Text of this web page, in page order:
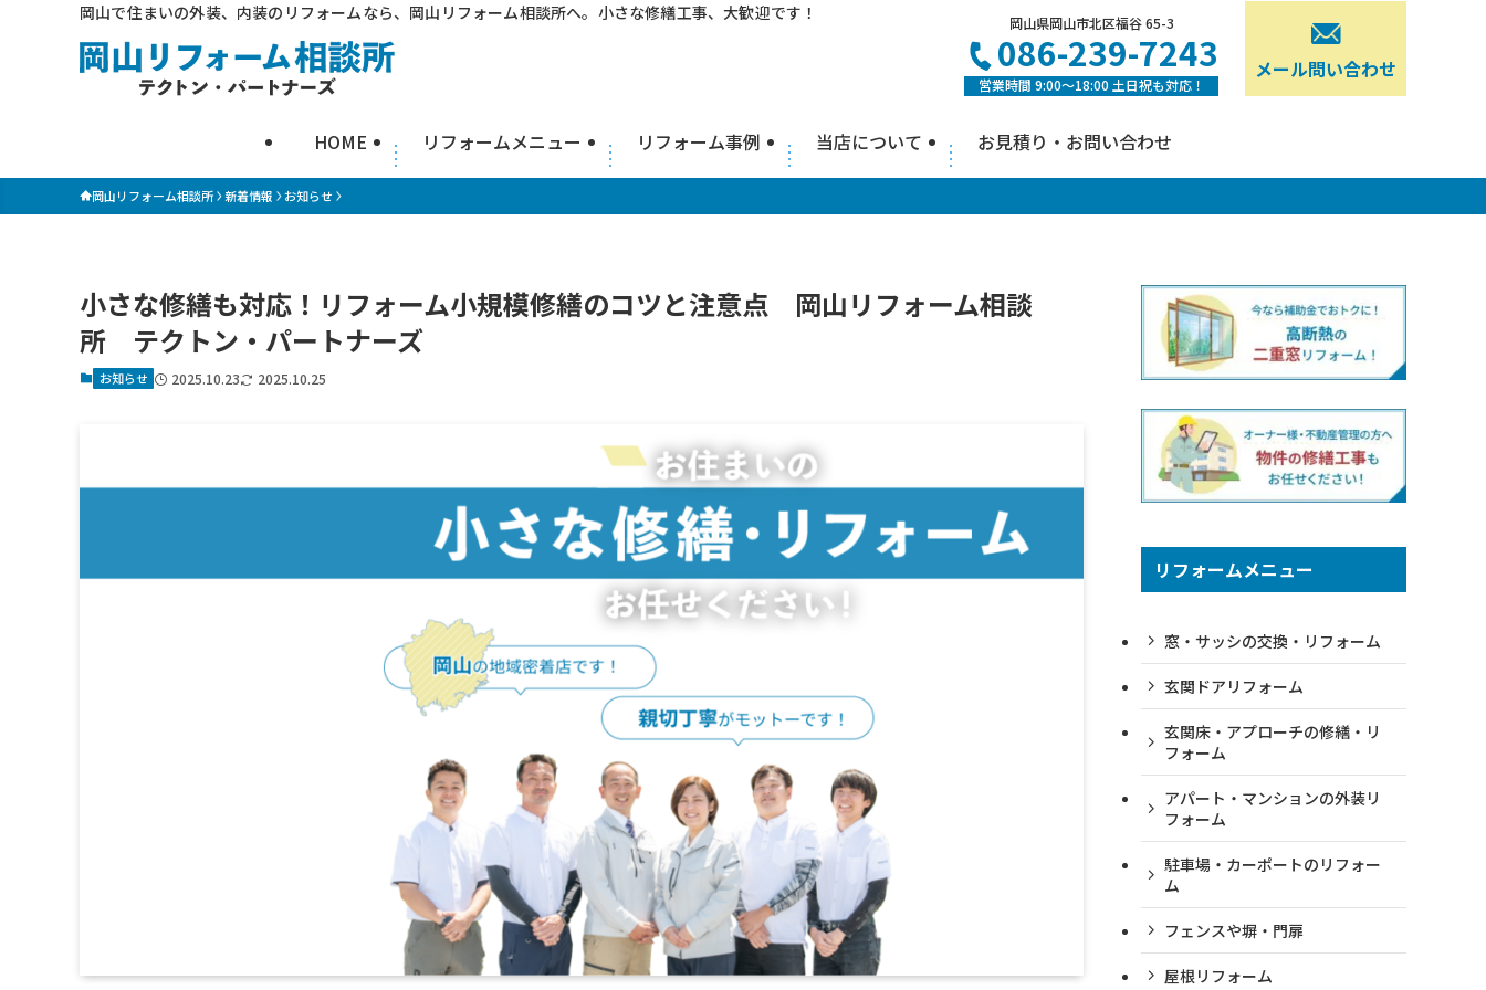
岡山で住まいの外装、内装のリフォームなら、岡山リフォーム相談所へ。小さな修繕工事、大歓迎です！
HOME リフォームメニュー リフォーム事例 当店について お見積り・お問い合わせ
岡山県岡山市北区福谷 65-3
086-239-7243
営業時間 9:00〜18:00 土日祝も対応！
メール問い合わせ
岡山リフォーム相談所 新着情報 お知らせ
小さな修繕も対応！リフォーム小規模修繕のコツと注意点 岡山リフォーム相談
所 テクトン・パートナーズ
お知らせ 2025.10.23 2025.10.25
リフォームメニュー
窓・サッシの交換・リフォーム
玄関ドアリフォーム
玄関床・アプローチの修繕・リ
フォーム
アパート・マンションの外装リ
フォーム
駐車場・カーポートのリフォー
ム
フェンスや塀・門扉
屋根リフォーム